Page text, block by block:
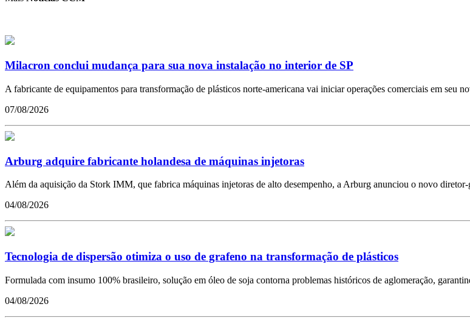
Milacron conclui mudança para sua nova instalação no interior de SP
A fabricante de equipamentos para transformação de plásticos norte-americana vai iniciar operações comerciais em seu
07/08/2026
Arburg adquire fabricante holandesa de máquinas injetoras
Além da aquisição da Stork IMM, que fabrica máquinas injetoras de alto desempenho, a Arburg anunciou o novo diretor-
04/08/2026
Tecnologia de dispersão otimiza o uso de grafeno na transformação de plásticos
Formulada com insumo 100% brasileiro, solução em óleo de soja contorna problemas históricos de aglomeração,
04/08/2026